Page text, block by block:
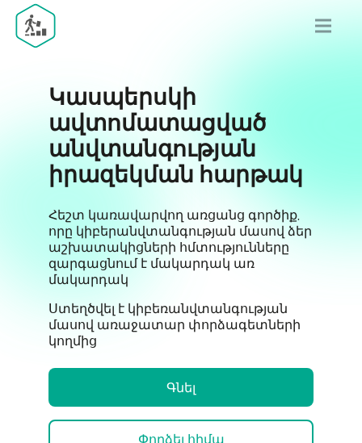
Կասպերսկի
ավտոմատացված
անվտանգության
իրազեկման հարթակ
Հեշտ կառավարվող առցանց գործիք,
որը կիբերանվտանգության մասով ձեր
աշխատակիցների հմտությունները
զարգացնում է մակարդակ առ
մակարդակ
Ստեղծվել է կիբեռանվտանգության
մասով առաջատար փորձագետների
կողմից
Գնել
Փորձել հիմա